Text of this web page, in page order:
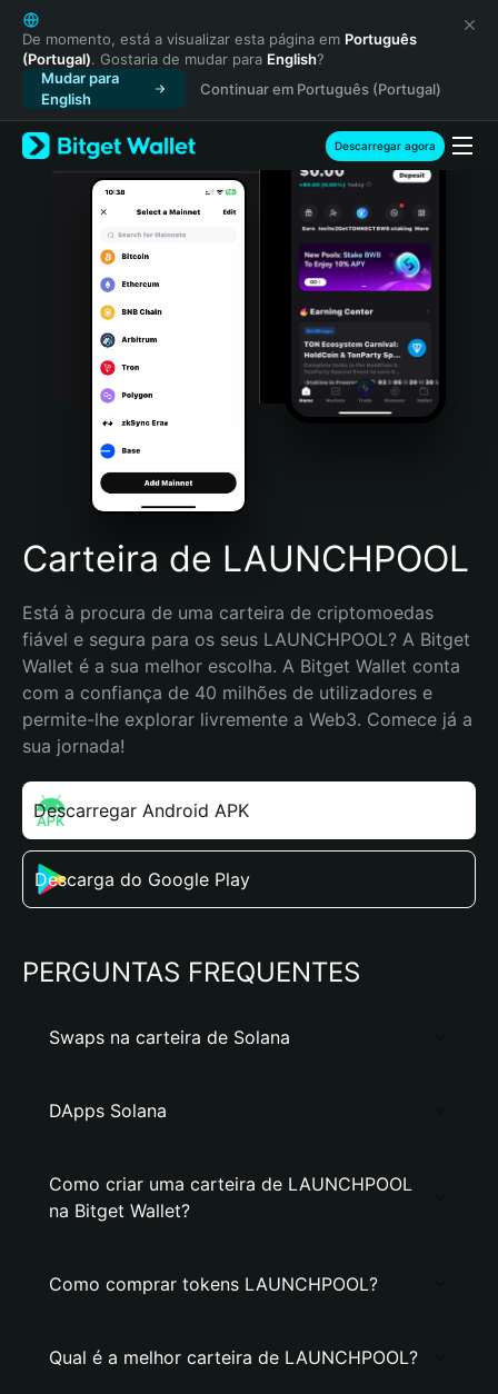
English
日本語
Tiếng Việt
Русский
Español (Latinoamérica)
Türkçe
Italiano
Português (Portugal)
Bahasa Indonesia
Português (Brasil)
Español (Argentina)
De momento, está a visualizar esta página em Português
(Portugal). Gostaria de mudar para English?
Mudar para
English
Continuar em Português (Portugal)
Descarregar agora
Carteira de LAUNCHPOOL
Está à procura de uma carteira de criptomoedas
fiável e segura para os seus LAUNCHPOOL? A Bitget
Wallet é a sua melhor escolha. A Bitget Wallet conta
com a confiança de 40 milhões de utilizadores e
permite-lhe explorar livremente a Web3. Comece já a
sua jornada!
Descarregar Android APK
Descarga do Google Play
PERGUNTAS FREQUENTES
Swaps na carteira de Solana
DApps Solana
Como criar uma carteira de LAUNCHPOOL
na Bitget Wallet?
Como comprar tokens LAUNCHPOOL?
Qual é a melhor carteira de LAUNCHPOOL?